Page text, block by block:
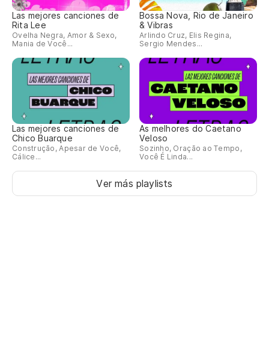
Las mejores canciones de
Rita Lee
Ovelha Negra, Amor & Sexo,
Mania de Você...
Bossa Nova, Rio de Janeiro
& Vibras
Arlindo Cruz, Elis Regina,
Sergio Mendes...
Las mejores canciones de
Chico Buarque
Construção, Apesar de Você,
Cálice...
As melhores do Caetano
Veloso
Sozinho, Oração ao Tempo,
Você É Linda...
Ver más playlists